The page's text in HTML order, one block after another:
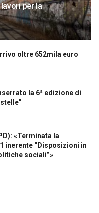
per la
oltre 652mila euro
la 6ª edizione di
«Terminata la
inerente “Disposizioni in
sociali”»